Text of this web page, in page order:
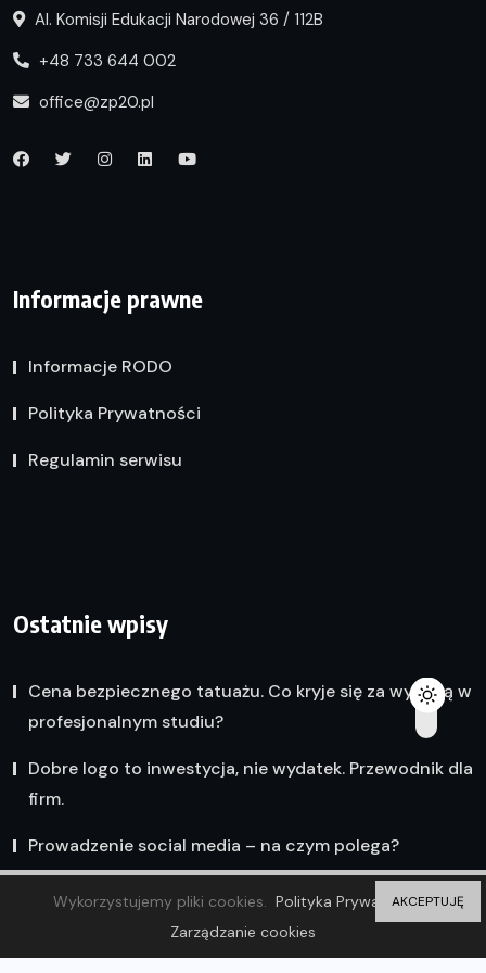
Al. Komisji Edukacji Narodowej 36 / 112B
+48 733 644 002
office@zp20.pl
Informacje prawne
Informacje RODO
Polityka Prywatności
Regulamin serwisu
Ostatnie wpisy
Cena bezpiecznego tatuażu. Co kryje się za wyceną w
profesjonalnym studiu?
Dobre logo to inwestycja, nie wydatek. Przewodnik dla
firm.
Prowadzenie social media – na czym polega?
Wykorzystujemy pliki cookies. Polityka Prywatności
Zarządzanie cookies
AKCEPTUJĘ